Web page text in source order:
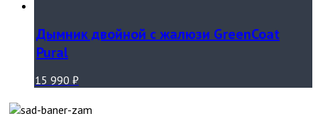
Дымник двойной с жалюзи GreenCoat
Pural
15 990 ₽